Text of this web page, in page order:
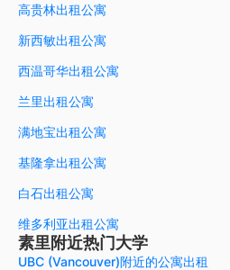
高贵林出租公寓
新西敏出租公寓
西温哥华出租公寓
兰里出租公寓
满地宝出租公寓
基隆拿出租公寓
白石出租公寓
维多利亚出租公寓
素里附近热门大学
UBC (Vancouver)附近的公寓出租